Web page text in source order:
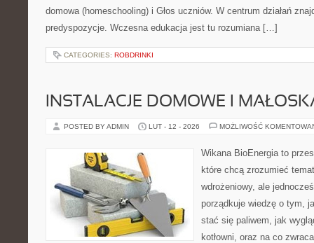
domowa (homeschooling) i Głos uczniów. W centrum działań
predyspozycje. Wczesna edukacja jest tu rozumiana […]
CATEGORIES: ROBDRINKI
INSTALACJE DOMOWE I
POSTED BY ADMIN LUT - 12 - 2026 MOŻLIWOŚĆ
Wikana BioEnergia to
które chcą zrozumieć
wdrożeniowy, ale
porządkuje wiedzę o tym,
stać się paliwem, jak
kotłowni, oraz na co